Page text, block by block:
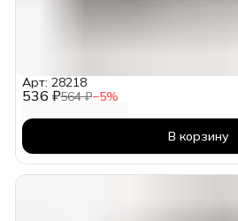
536 ₽564 ₽−5%
Арт: 28218
В корзину